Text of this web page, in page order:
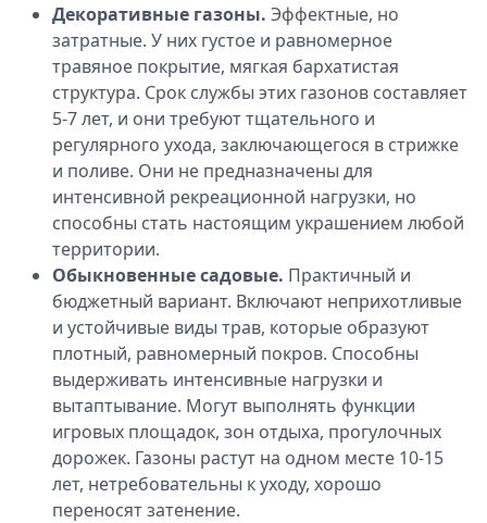
Декоративные газоны. Эффектные, но
затратные. У них густое и равномерное
травяное покрытие, мягкая бархатистая
структура. Срок службы этих газонов составляет
5-7 лет, и они требуют тщательного и
регулярного ухода, заключающегося в стрижке
и поливе. Они не предназначены для
интенсивной рекреационной нагрузки, но
способны стать настоящим украшением любой
территории.
Обыкновенные садовые. Практичный и
бюджетный вариант. Включают неприхотливые
и устойчивые виды трав, которые образуют
плотный, равномерный покров. Способны
выдерживать интенсивные нагрузки и
вытаптывание. Могут выполнять функции
игровых площадок, зон отдыха, прогулочных
дорожек. Газоны растут на одном месте 10-15
лет, нетребовательны к уходу, хорошо
переносят затенение.